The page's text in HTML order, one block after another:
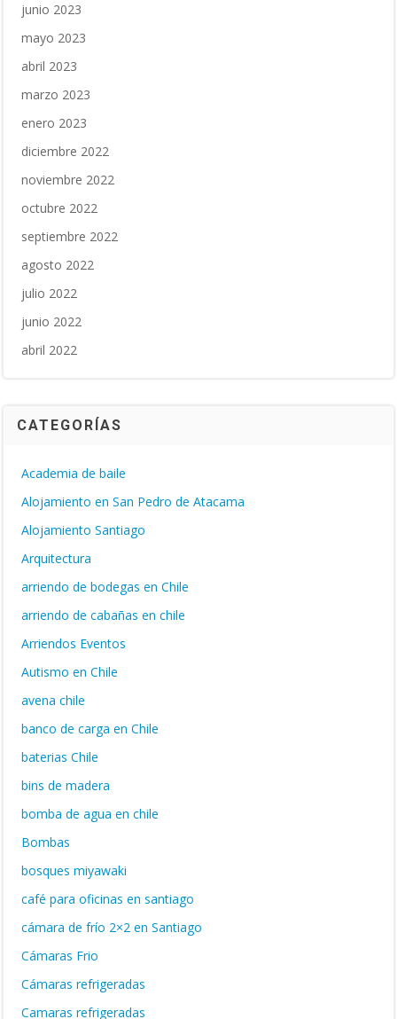
junio 2023
mayo 2023
abril 2023
marzo 2023
enero 2023
diciembre 2022
noviembre 2022
octubre 2022
septiembre 2022
agosto 2022
julio 2022
junio 2022
abril 2022
CATEGORÍAS
Academia de baile
Alojamiento en San Pedro de Atacama
Alojamiento Santiago
Arquitectura
arriendo de bodegas en Chile
arriendo de cabañas en chile
Arriendos Eventos
Autismo en Chile
avena chile
banco de carga en Chile
baterias Chile
bins de madera
bomba de agua en chile
Bombas
bosques miyawaki
café para oficinas en santiago
cámara de frío 2×2 en Santiago
Cámaras Frio
Cámaras refrigeradas
Camaras refrigeradas